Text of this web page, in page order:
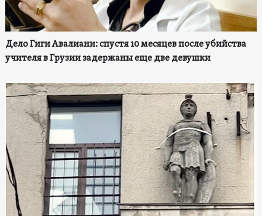
Дело Гиги Авалиани: спустя 10 месяцев после убийства
учителя в Грузии задержаны еще две девушки